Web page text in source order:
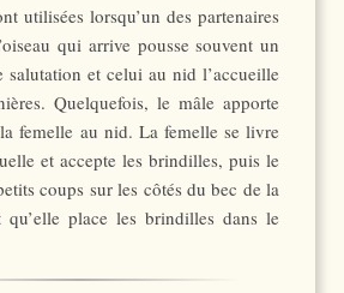
utilisées lorsqu’un des partenaires
qui arrive pousse souvent un
et celui au nid l’accueille
Quelquefois, le mâle apporte
femelle au nid. La femelle se livre
et accepte les brindilles, puis le
coups sur les côtés du bec de la
qu’elle place les brindilles dans le